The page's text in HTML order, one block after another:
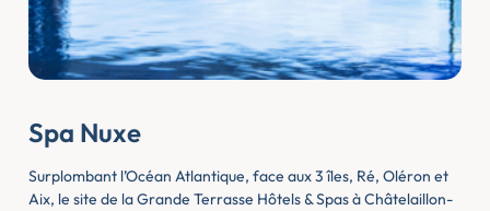
Spa Nuxe
Surplombant l’Océan Atlantique, face aux 3 îles, Ré, Oléron et
Aix, le site de la Grande Terrasse Hôtels & Spas à Châtelaillon-